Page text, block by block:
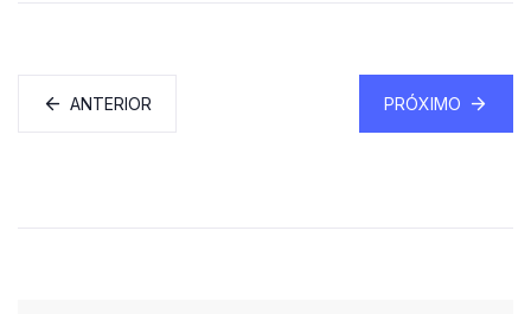
ANTERIOR PRÓXIMO